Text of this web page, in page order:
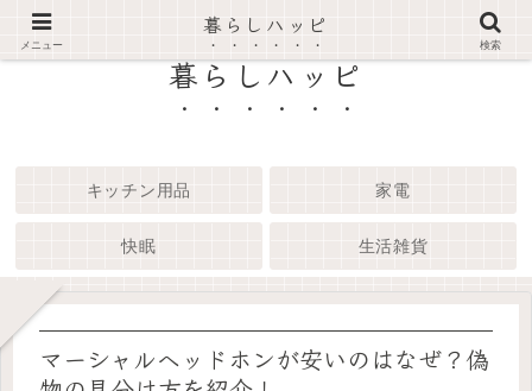
暮らしハッピ
キッチン用品 家電
快眠 生活雑貨
マーシャルヘッドホンが安いのはなぜ？偽
メニュー
暮らしハッピ
検索